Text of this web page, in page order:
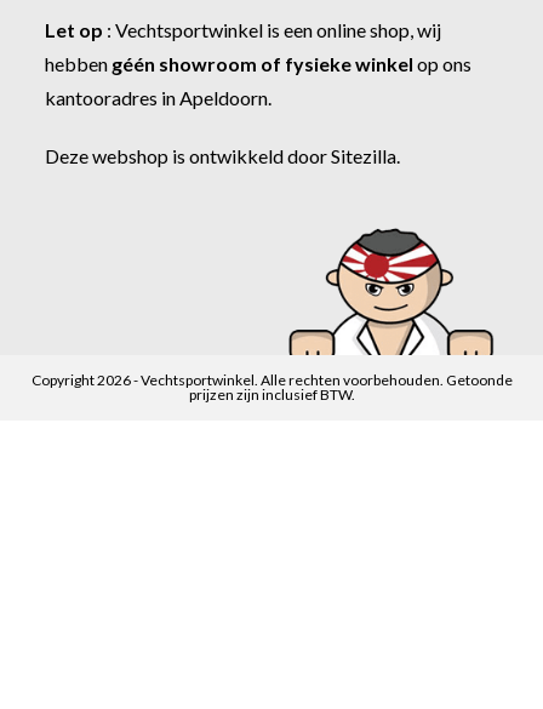
Let op :Vechtsportwinkel is een online shop, wij
hebben géén showroom of fysieke winkel op ons
kantooradres in Apeldoorn.
Deze webshop is ontwikkeld doorSitezilla.
Copyright 2026 - Vechtsportwinkel. Alle rechten voorbehouden. Getoonde
prijzen zijn inclusief BTW.